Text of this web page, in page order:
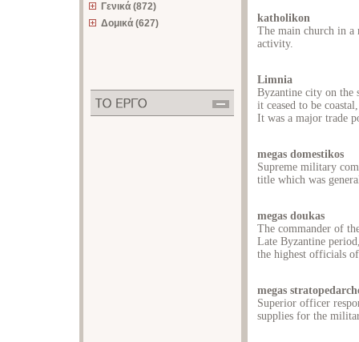
Γενικά (872)
Δομικά (627)
katholikon
The main church in a
activity.
Limnia
Byzantine city on the
it ceased to be
It was a major trade
megas domestikos
Supreme military
title which was
megas doukas
The commander of
Late Byzantine
the highest officials
megas
Superior officer
supplies for the